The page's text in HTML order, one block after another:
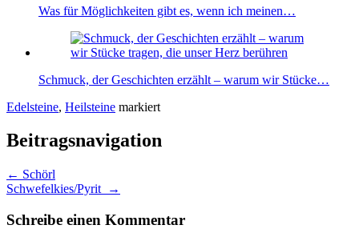
Was für Möglichkeiten gibt es, wenn ich meinen…
Schmuck, der Geschichten erzählt – warum wir Stücke…
Edelsteine, Heilsteine markiert
Beitragsnavigation
← Schörl
Schwefelkies/Pyrit
→
Schreibe einen Kommentar